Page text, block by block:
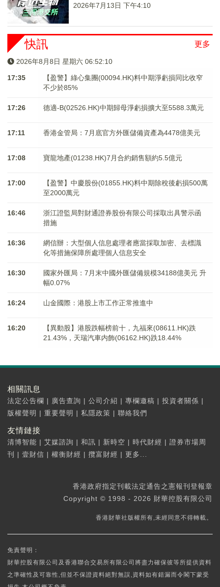
2026年7月13日 下午4:10
更多
快訊
2026年8月8日 星期六 06:52:11
17:35
【盈警】綠心集團(00094.HK)料中期淨虧損同比收窄
不少於85%
17:26 德適-B(02526.HK)中期歸母淨虧損擴大至5588.3萬元
17:11 香港金管局：7月底官方外匯儲備資產為4478億美元
17:08 寶龍地產(01238.HK)7月合約銷售額約5.5億元
17:00
【盈警】中慶股份(01855.HK)料中期除稅後虧損500萬
至2000萬元
16:46
浙江證監局對財通證券股份有限公司採取出具警示函
措施
16:36
網信辦：大型個人信息處理者應當採取加密、去標識
化等措施保障所處理個人信息安全
16:30
國家外匯局：7月末中國外匯儲備規模34188億美元 升
幅0.07%
16:24 山金國際：港股上市工作正常推進中
16:20
【異動股】港股跌幅榜前十，九福來(08611.HK)跌
21.43%，天瑞汽車内飾(06162.HK)跌18.44%
相關訊息
法定公告欄 | 廣告查詢 | 公司介紹 | 專欄邀稿 | 投資者關係 |
版權聲明 | 重要聲明 | 私隱政策 | 聯絡我們
友情鏈接
清博智能 | 艾媒諮詢 | 和訊 | 新時空 | 時代財經 | 證券市場周
刊
| 壹財信 | 權衡財經 | 攬富財經 | 更多...
香港政府指定刊載法定通告之憲報刊登報章
Copyright © 1998 - 2026 財華控股有限公司
香港財華社版權所有,未經同意不得轉載。
免責聲明：
財華控股有限公司及香港聯合交易所有限公司將盡力確保彼等所提供資料
之準確性及可靠性,但並不保證資料絕對無誤,資料如有錯漏而令閣下蒙受